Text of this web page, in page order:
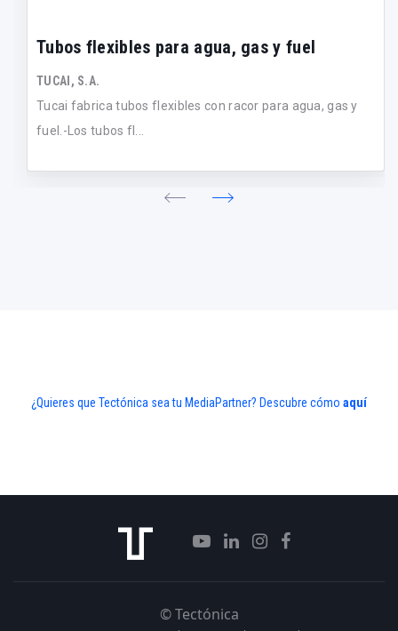
Tubos flexibles para agua, gas y fuel
TUCAI, S.A.
Tucai fabrica tubos flexibles con racor para agua, gas y
fuel.-Los tubos fl...
¿Quieres que Tectónica sea tu MediaPartner? Descubre cómo aquí
© Tectónica